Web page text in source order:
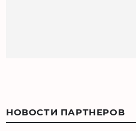
НОВОСТИ ПАРТНЕРОВ